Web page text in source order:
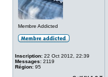
Membre Addicted
Inscription: 22 Oct 2012, 22:39
Messages: 2119
Région: 95